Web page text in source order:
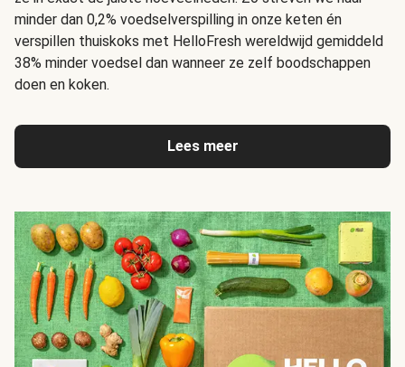
minder dan 0,2% voedselverspilling in onze keten én
verspillen thuiskoks met HelloFresh wereldwijd gemiddeld
38% minder voedsel dan wanneer ze zelf boodschappen
doen en koken.
Lees meer